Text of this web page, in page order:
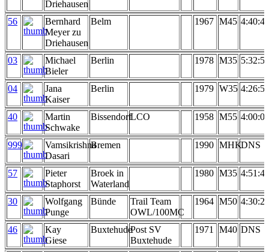
Driehausen
56
Bernhard
Meyer zu
Driehausen
Belm 1967 M45 4:40:41
03
Michael
Bieler
Berlin 1978 M35 5:32:53
04
Jana
Kaiser
Berlin 1979 W35 4:26:56
40
Martin
Schwake
BissendorfLCO 1958 M55 4:00:04
999
Vamsikrishna
Dasari
Bremen 1990 MHKDNS
57
Pieter
Staphorst
Broek in
Waterland
1980 M35 4:51:42
30
Wolfgang
Punge
Bünde
Trail Team
OWL/100MC
1964 M50 4:30:22
46
Kay
Giese
BuxtehudePost SV
Buxtehude
1971 M40 DNS